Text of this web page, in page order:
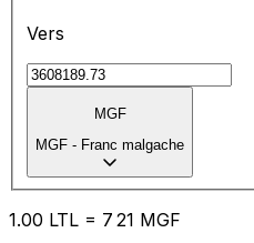
Vers
MGF
MGF - Franc malgache
1.00 LTL = 7 21 MGF